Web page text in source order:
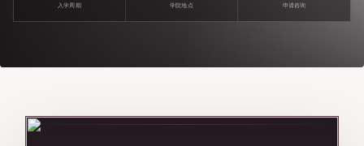
入学周期 学院地点 申请咨询